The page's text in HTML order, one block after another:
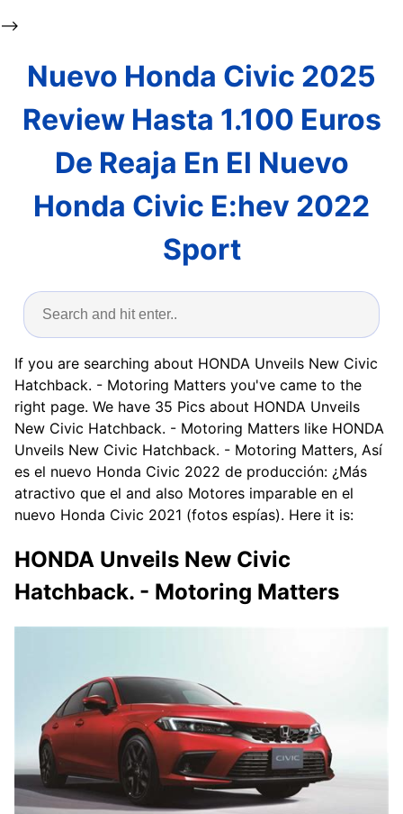
-->
Nuevo Honda Civic 2025
Review Hasta 1.100 Euros
De Reaja En El Nuevo
Honda Civic E:hev 2022
Sport
If you are searching about HONDA Unveils New Civic
Hatchback. - Motoring Matters you've came to the
right page. We have 35 Pics about HONDA Unveils
New Civic Hatchback. - Motoring Matters like HONDA
Unveils New Civic Hatchback. - Motoring Matters, Así
es el nuevo Honda Civic 2022 de producción: ¿Más
atractivo que el and also Motores imparable en el
nuevo Honda Civic 2021 (fotos espías). Here it is:
HONDA Unveils New Civic
Hatchback. - Motoring Matters